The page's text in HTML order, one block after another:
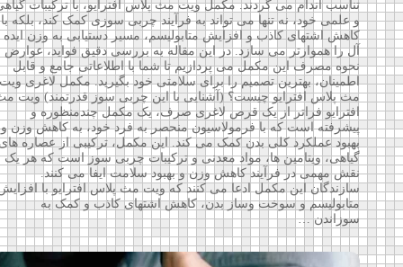
تناسب اندام می گردند. مکمل ویت مث پلاس افترایو، با ترکیبات گیاهی
و علمی خود، نه تنها می تواند به فرآیند چربی سوزی کمک کند، بلکه با
کاهش اشتهای کاذب و افزایش متابولیسم، مسیر دستیابی به وزن ایده
آل را هموارتر می سازد. در این مقاله به بررسی دقیق فواید، عوارض و
نحوه مصرف این مکمل می پردازیم تا شما با اطلاعاتی جامع و قابل
اطمینان، بهترین تصمیم را برای سلامتی خود بگیرید. مکمل لاغری ویت
مث پلاس افترایو چیست؟ (آشنایی با این چربی سوز قدرتمند) ویت مث
افترایو فراتر از یک قرص لاغری صرف، یک مکمل چندمنظوره و
پیشرفته است که با فرمولاسیون منحصر به فرد خود، به کاهش وزن و
بهبود عملکرد کلی بدن کمک می کند. این مکمل، ترکیبی از عصاره های
گیاهی، ویتامین ها، مواد معدنی و ترکیبات چربی سوز است که هر یک
نقش مهمی در فرآیند کاهش وزن و بهبود سلامت ایفا می کنند.
سازندگان این مکمل ادعا می کنند که ویت مث پلاس افترایو با افزایش
متابولیسم و سوخت وساز بدن، کاهش اشتهای کاذب و کمک به
سوزاندن …